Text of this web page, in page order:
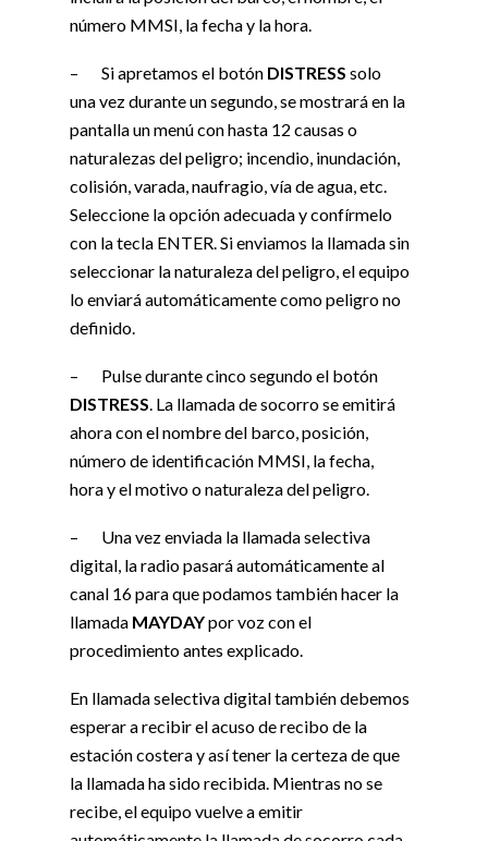
número MMSI, la fecha y la hora.
– Si apretamos el botón DISTRESS solo
una vez durante un segundo, se mostrará en la
pantalla un menú con hasta 12 causas o
naturalezas del peligro; incendio, inundación,
colisión, varada, naufragio, vía de agua, etc.
Seleccione la opción adecuada y confírmelo
con la tecla ENTER. Si enviamos la llamada sin
seleccionar la naturaleza del peligro, el equipo
lo enviará automáticamente como peligro no
definido.
– Pulse durante cinco segundo el botón
DISTRESS. La llamada de socorro se emitirá
ahora con el nombre del barco, posición,
número de identificación MMSI, la fecha,
hora y el motivo o naturaleza del peligro.
– Una vez enviada la llamada selectiva
digital, la radio pasará automáticamente al
canal 16 para que podamos también hacer la
llamada MAYDAYpor voz con el
procedimiento antes explicado.
En llamada selectiva digital también debemos
esperar a recibir el acuso de recibo de la
estación costera y así tener la certeza de que
la llamada ha sido recibida. Mientras no se
recibe, el equipo vuelve a emitir